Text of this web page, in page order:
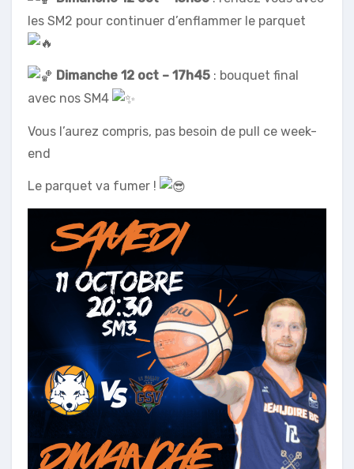
les SM2 pour continuer d’enflammer le parquet
Dimanche 12 oct – 17h45 : bouquet final
avec nos SM4
Vous l’aurez compris, pas besoin de pull ce week-
end
Le parquet va fumer !